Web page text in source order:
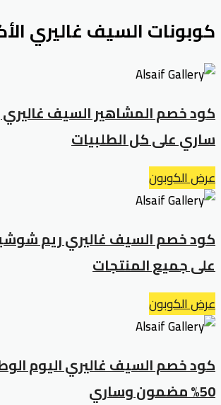
كوبونات السيف غاليري
ساري على كل الطلبيات
عرض الكوبون
على جميع المنتجات
عرض الكوبون
كود خصم السيف غاليري اليوم
50% مضمون وساري